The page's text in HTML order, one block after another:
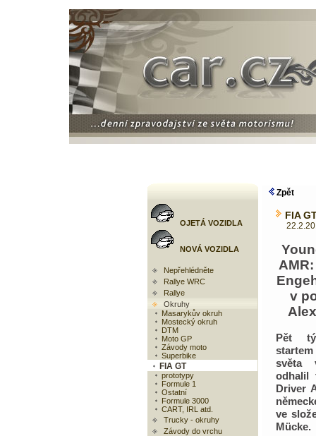
OJETÁ VOZIDLA
NOVÁ VOZIDLA
Nepřehlédněte
Rallye WRC
Rallye
Okruhy
Masarykův okruh
Mostecký okruh
DTM
Moto GP
Závody moto
Superbike
FIA GT
prototypy
Formule 1
Ostatní
Formule 3000
CART, IRL atd.
Trucky - okruhy
Závody do vrchu
Zpět
FIA
v
Pět
světa
odhalil
Driver
ve
Mücke.